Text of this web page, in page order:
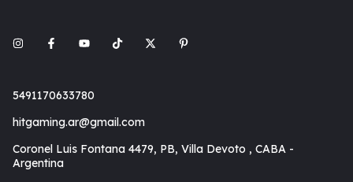
5491170633780
hitgaming.ar@gmail.com
Coronel Luis Fontana 4479, PB, Villa Devoto , CABA -
Argentina